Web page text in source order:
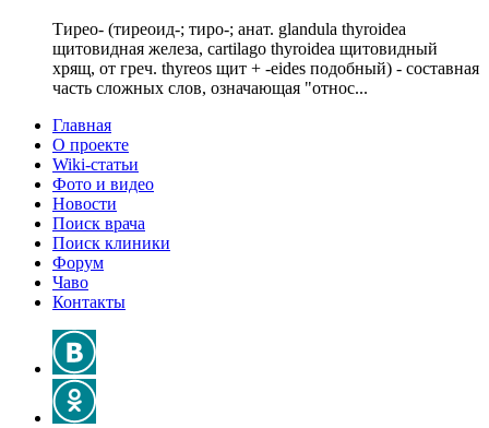
Тирео- (тиреоид-; тиро-; анат. glandula thyroidea
щитовидная железа, cartilago thyroidea щитовидный
хрящ, от греч. thyreos щит + -eides подобный) - составная
часть сложных слов, означающая "относ...
Главная
О проекте
Wiki-статьи
Фото и видео
Новости
Поиск врача
Поиск клиники
Форум
Чаво
Контакты